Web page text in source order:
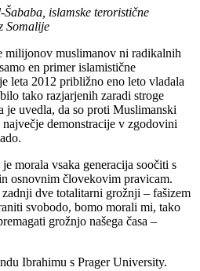
islamske teroristične
Somalije
milijonov muslimanov ni radikalnih
en primer islamistične
leta 2012 približno eno leto vladala
tako razjarjenih zaradi stroge
je uvedla, da so proti Muslimanski
demonstracije v zgodovini
morala vsaka generacija soočiti s
osnovnim človekovim pravicam.
dve totalitarni grožnji – fašizem
svobodo, bomo morali mi, tako
grožnjo našega časa –
Ibrahimu s Prager University.